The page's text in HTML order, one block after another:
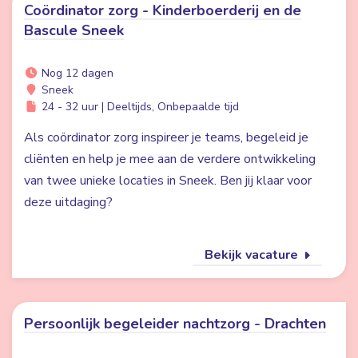
Coördinator zorg - Kinderboerderij en de
Bascule Sneek
Nog 12 dagen
Sneek
24 - 32 uur | Deeltijds, Onbepaalde tijd
Als coördinator zorg inspireer je teams, begeleid je
cliënten en help je mee aan de verdere ontwikkeling
van twee unieke locaties in Sneek. Ben jij klaar voor
deze uitdaging?
Bekijk vacature
Persoonlijk begeleider nachtzorg - Drachten